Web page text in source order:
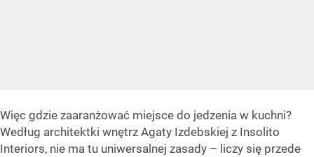
Więc gdzie zaaranżować miejsce do jedzenia w kuchni?
Według architektki wnętrz Agaty Izdebskiej z Insolito
Interiors, nie ma tu uniwersalnej zasady – liczy się przede